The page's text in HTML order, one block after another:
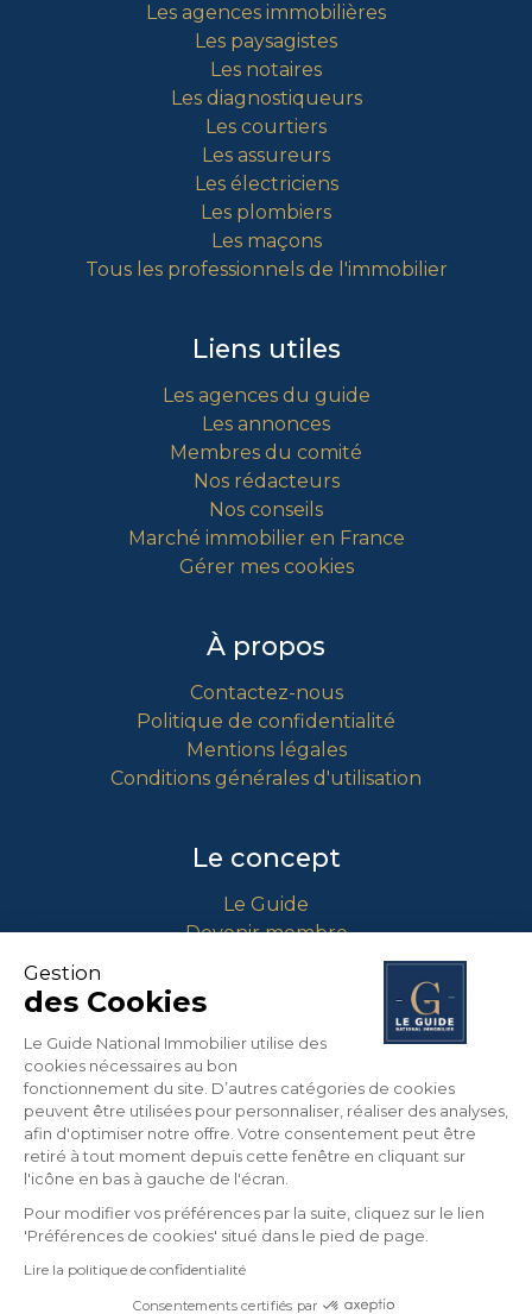
Les agences immobilières
Les paysagistes
Les notaires
Les diagnostiqueurs
Les courtiers
Les assureurs
Les électriciens
Les plombiers
Les maçons
Tous les professionnels de l'immobilier
Liens utiles
Les agences du guide
Les annonces
Membres du comité
Nos rédacteurs
Nos conseils
Marché immobilier en France
Gérer mes cookies
À propos
Contactez-nous
Politique de confidentialité
Mentions légales
Conditions générales d'utilisation
Le concept
Le Guide
Devenir membre
Comment intégrer le guide ?
Contact
info@guidenationalimmobilier.fr
04 90 01 71 64
453 Route Nationale 7
13670 VERQUIERES
France
©2026LE GUIDE NATIONAL IMMOBILIER. Tous
droits réservés.
Gestion
des Cookies
Le Guide National Immobilier utilise des
cookies nécessaires au bon
fonctionnement du site. D’autres catégories de cookies
peuvent être utilisées pour personnaliser, réaliser des analyses,
afin d'optimiser notre offre. Votre consentement peut être
retiré à tout moment depuis cette fenêtre en cliquant sur
l'icône en bas à gauche de l'écran.
Pour modifier vos préférences par la suite, cliquez sur le lien
'Préférences de cookies' situé dans le pied de page.
Lire la politique de confidentialité
Consentements certifiés par